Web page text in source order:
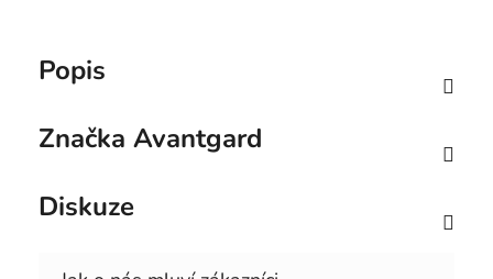
Popis
Značka Avantgard
Diskuze